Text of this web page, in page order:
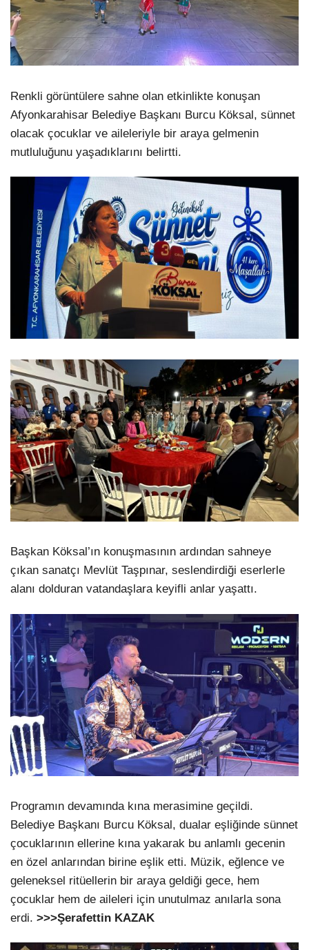
Renkli görüntülere sahne olan etkinlikte konuşan
Afyonkarahisar Belediye Başkanı Burcu Köksal, sünnet
olacak çocuklar ve aileleriyle bir araya gelmenin
mutluluğunu yaşadıklarını belirtti.
Başkan Köksal’ın konuşmasının ardından sahneye
çıkan sanatçı Mevlüt Taşpınar, seslendirdiği eserlerle
alanı dolduran vatandaşlara keyifli anlar yaşattı.
Programın devamında kına merasimine geçildi.
Belediye Başkanı Burcu Köksal, dualar eşliğinde sünnet
çocuklarının ellerine kına yakarak bu anlamlı gecenin
en özel anlarından birine eşlik etti. Müzik, eğlence ve
geleneksel ritüellerin bir araya geldiği gece, hem
çocuklar hem de aileleri için unutulmaz anılarla sona
erdi. >>>Şerafettin KAZAK